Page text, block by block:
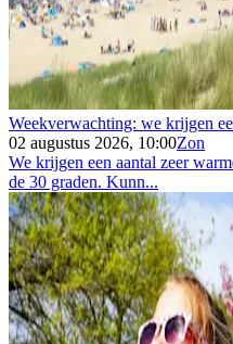
Weekverwachting: we krijgen
02 augustus 2026, 10:00Zon
We krijgen een aantal zeer
de 30 graden. Kunn...